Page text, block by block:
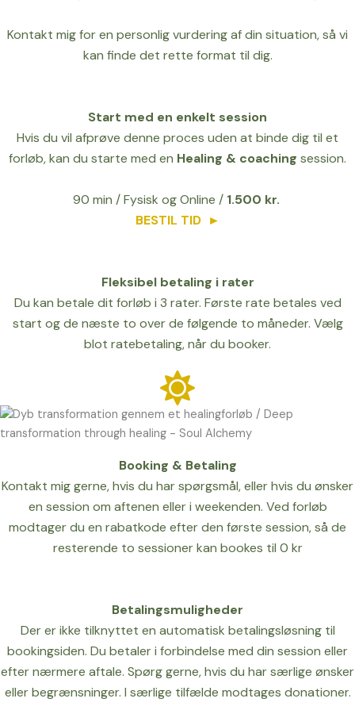
Kontakt mig for en personlig vurdering af din situation, så vi
kan finde det rette format til dig.
Start med en enkelt session
Hvis du vil afprøve denne proces uden at binde dig til et
forløb, kan du starte med en Healing & coaching session.
90 min / Fysisk og Online / 1.500 kr.
BESTIL TID ►
Fleksibel betaling i rater
Du kan betale dit forløb i 3 rater. Første rate betales ved
start og de næste to over de følgende to måneder. Vælg
blot ratebetaling, når du booker.
Booking & Betaling
Kontakt mig gerne, hvis du har spørgsmål, eller hvis du ønsker
en session om aftenen eller i weekenden. Ved forløb
modtager du en rabatkode efter den første session, så de
resterende to sessioner kan bookes til 0 kr
Betalingsmuligheder
Der er ikke tilknyttet en automatisk betalingsløsning til
bookingsiden. Du betaler i forbindelse med din session eller
efter nærmere aftale. Spørg gerne, hvis du har særlige ønsker
eller begrænsninger. I særlige tilfælde modtages donationer.